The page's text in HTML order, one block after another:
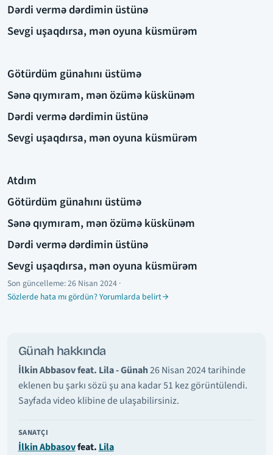
Dərdi vermə dərdimin üstünə
Sevgi uşaqdırsa, mən oyuna küsmürəm
Götürdüm günahını üstümə
Sənə qıymıram, mən özümə küskünəm
Dərdi vermə dərdimin üstünə
Sevgi uşaqdırsa, mən oyuna küsmürəm
Atdım
Götürdüm günahını üstümə
Sənə qıymıram, mən özümə küskünəm
Dərdi vermə dərdimin üstünə
Sevgi uşaqdırsa, mən oyuna küsmürəm
Son güncelleme:26 Nisan 2024 ·
Sözlerde hata mı gördün? Yorumlarda belirt
Günah hakkında
İlkin Abbasov feat. Lila - Günah26 Nisan 2024 tarihinde
eklenen bu şarkı sözü şu ana kadar 51 kez görüntülendi.
Sayfada video klibine de ulaşabilirsiniz.
SANATÇI
İlkin Abbasovfeat.Lila